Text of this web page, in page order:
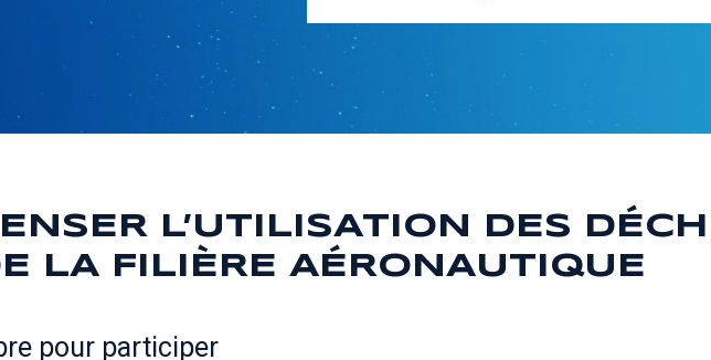
L’UTILISATION DES
LA FILIÈRE AÉRONAUTIQUE
pour participer